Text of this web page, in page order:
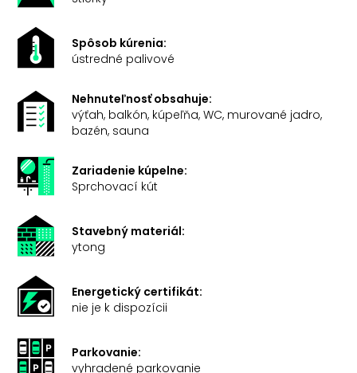
Spôsob kúrenia:
ústredné palivové
Nehnuteľnosť obsahuje:
výťah, balkón, kúpeľňa, WC, murované jadro,
bazén, sauna
Zariadenie kúpelne:
Sprchovací kút
Stavebný materiál:
ytong
Energetický certifikát:
nie je k dispozícii
Parkovanie:
vyhradené parkovanie